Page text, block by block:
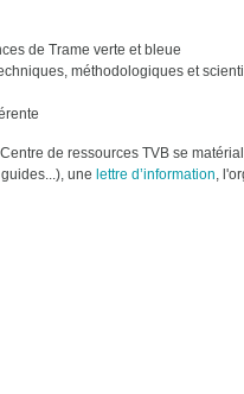
de Trame verte et bleue
méthodologiques et
de ressources TVB se
une lettre d’information,